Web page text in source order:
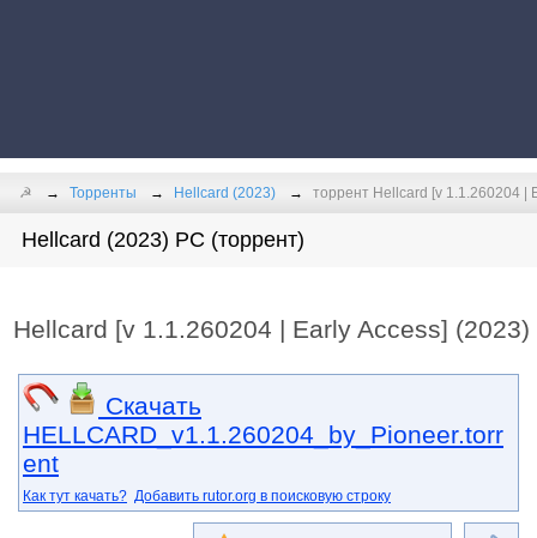
☭ Торренты Hellcard (2023) торрент Hellcard [v 1.1.260204 |
Hellcard (2023) PC (торрент)
Hellcard [v 1.1.260204 | Early Access]
Скачать
HELLCARD_v1.1.260204_by_Pioneer.torr
ent
Как тут качать? Добавить rutor.org в поисковую строку